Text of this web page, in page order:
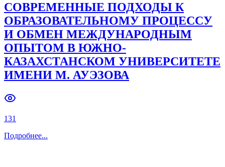
СОВРЕМЕННЫЕ ПОДХОДЫ К
ОБРАЗОВАТЕЛЬНОМУ ПРОЦЕССУ
И ОБМЕН МЕЖДУНАРОДНЫМ
ОПЫТОМ В ЮЖНО-
КАЗАХСТАНСКОМ УНИВЕРСИТЕТЕ
ИМЕНИ М. АУЭЗОВА
131
Подробнее...